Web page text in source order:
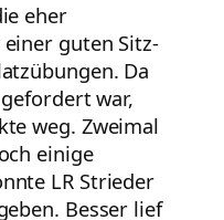
eher
guten Sitz-
Da
war,
weg. Zweimal
einige
LR Strieder
Besser lief